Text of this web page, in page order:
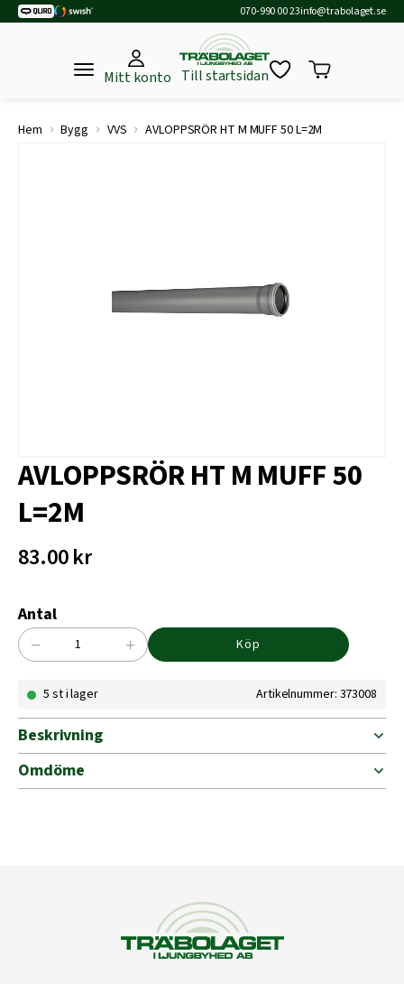
070-990 00 23info@trabolaget.se
Mitt konto Till startsidan
Hem › Bygg › VVS › AVLOPPSRÖR HT M MUFF 50 L=2M
AVLOPPSRÖR HT M MUFF 50
L=2M
83.00kr
Antal
AVLOPPSRÖR
50
mängd
− + Köp
5 st i lager Artikelnummer: 373008
Beskrivning
Omdöme